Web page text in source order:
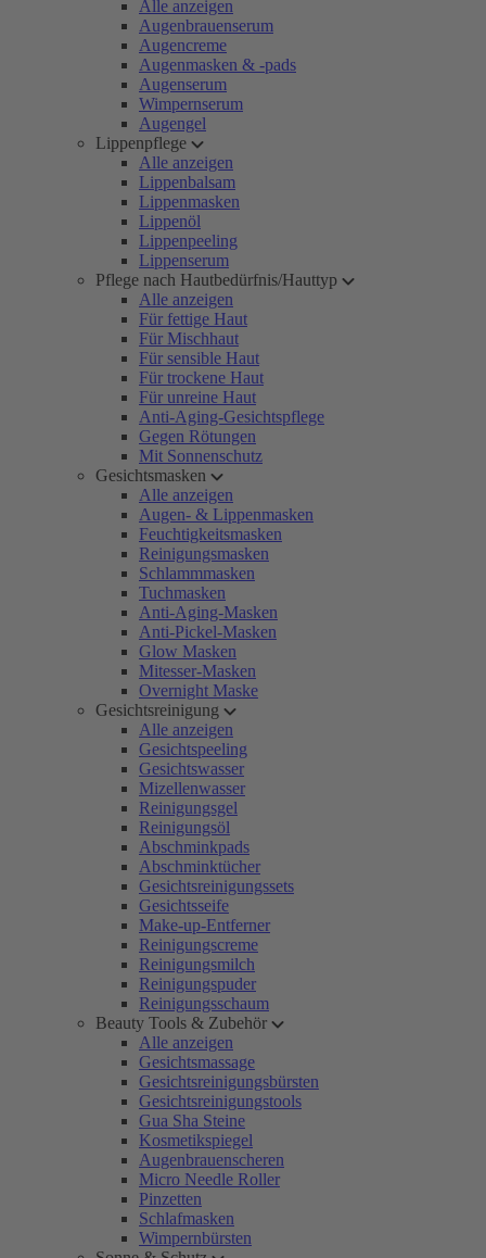
Alle anzeigen
Augenbrauenserum
Augencreme
Augenmasken & -pads
Augenserum
Wimpernserum
Augengel
Lippenpflege
Alle anzeigen
Lippenbalsam
Lippenmasken
Lippenöl
Lippenpeeling
Lippenserum
Pflege nach Hautbedürfnis/Hauttyp
Alle anzeigen
Für fettige Haut
Für Mischhaut
Für sensible Haut
Für trockene Haut
Für unreine Haut
Anti-Aging-Gesichtspflege
Gegen Rötungen
Mit Sonnenschutz
Gesichtsmasken
Alle anzeigen
Augen- & Lippenmasken
Feuchtigkeitsmasken
Reinigungsmasken
Schlammmasken
Tuchmasken
Anti-Aging-Masken
Anti-Pickel-Masken
Glow Masken
Mitesser-Masken
Overnight Maske
Gesichtsreinigung
Alle anzeigen
Gesichtspeeling
Gesichtswasser
Mizellenwasser
Reinigungsgel
Reinigungsöl
Abschminkpads
Abschminktücher
Gesichtsreinigungssets
Gesichtsseife
Make-up-Entferner
Reinigungscreme
Reinigungsmilch
Reinigungspuder
Reinigungsschaum
Beauty Tools & Zubehör
Alle anzeigen
Gesichtsmassage
Gesichtsreinigungsbürsten
Gesichtsreinigungstools
Gua Sha Steine
Kosmetikspiegel
Augenbrauenscheren
Micro Needle Roller
Pinzetten
Schlafmasken
Wimpernbürsten